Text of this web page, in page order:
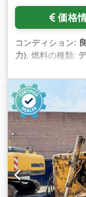
価格
コンディション:
力), 燃料の種類: